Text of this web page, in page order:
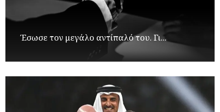
Έσωσε τον μεγάλο αντίπαλό του. Γι...